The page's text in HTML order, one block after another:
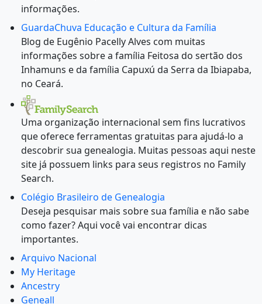
informações.
GuardaChuva Educação e Cultura da Família
Blog de Eugênio Pacelly Alves com muitas
informações sobre a família Feitosa do sertão dos
Inhamuns e da família Capuxú da Serra da Ibiapaba,
no Ceará.
Uma organização internacional sem fins lucrativos
que oferece ferramentas gratuitas para ajudá-lo a
descobrir sua genealogia. Muitas pessoas aqui neste
site já possuem links para seus registros no Family
Search.
Colégio Brasileiro de Genealogia
Deseja pesquisar mais sobre sua família e não sabe
como fazer? Aqui você vai encontrar dicas
importantes.
Arquivo Nacional
My Heritage
Ancestry
Geneall